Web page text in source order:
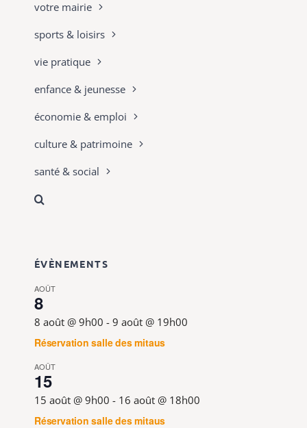
votre mairie
sports & loisirs
vie pratique
enfance & jeunesse
économie & emploi
culture & patrimoine
santé & social
ÉVÈNEMENTS
AOÛT
8
8 août @ 9h00 - 9 août @ 19h00
Réservation salle des mitaus
AOÛT
15
15 août @ 9h00 - 16 août @ 18h00
Réservation salle des mitaus